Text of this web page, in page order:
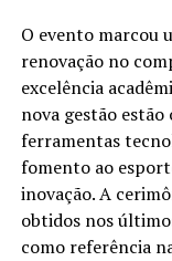
O evento marcou
renovação no
excelência
nova gestão
ferramentas
fomento ao
inovação. A
obtidos nos
como referência